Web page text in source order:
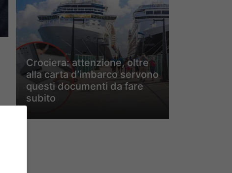
Crociera: attenzione, oltre
alla carta d’imbarco servono
questi documenti da fare
subito